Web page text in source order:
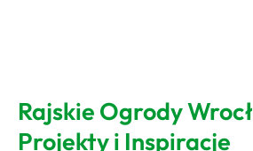
Rajskie Ogrody
Projekty i Inspiracje